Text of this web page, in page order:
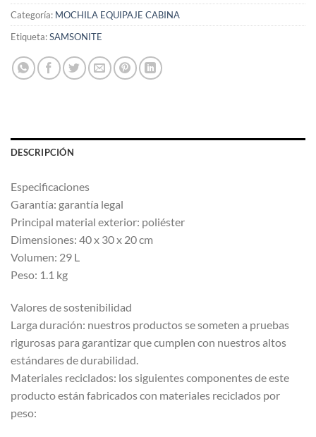
Categoría: MOCHILA EQUIPAJE CABINA
Etiqueta:SAMSONITE
DESCRIPCIÓN
Especificaciones
Garantía: garantía legal
Principal material exterior: poliéster
Dimensiones: 40 x 30 x 20 cm
Volumen: 29 L
Peso: 1.1 kg
Valores de sostenibilidad
Larga duración: nuestros productos se someten a pruebas
rigurosas para garantizar que cumplen con nuestros altos
estándares de durabilidad.
Materiales reciclados: los siguientes componentes de este
producto están fabricados con materiales reciclados por
peso: